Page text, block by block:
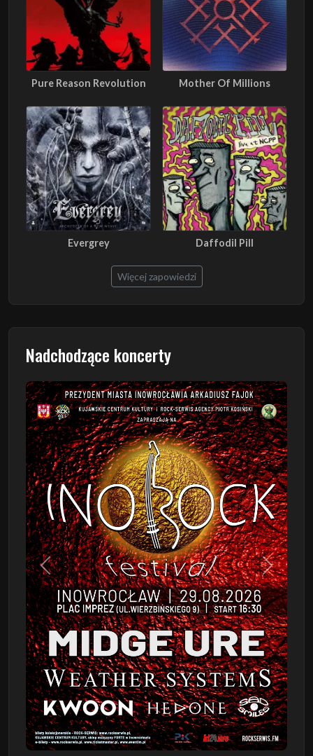
Pure Reason Revolution Mother Of Millions
Evergrey Daffodil Pill
Więcej zapowiedzi
Nadchodzące koncerty
Poprzedni Następny